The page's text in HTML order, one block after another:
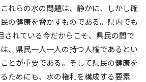
れらの水の問題は、静かに、しかし確
の健康を脅かすものである。県内でも
されている今だからこそ、県民の間で
、県民一人一人の持つ人権であるとい
とが重要である。そして県民の健康を
ためにも、水の権利を構成する要素